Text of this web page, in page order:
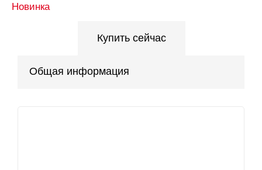
Новинка
Купить сейчас
Общая информация